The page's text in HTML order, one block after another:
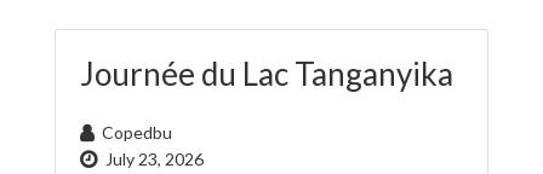
Journée du Lac Tanganyika
Copedbu
July 23, 2026